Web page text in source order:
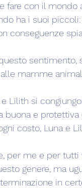
fare con il
ha i suoi
conseguenze
sentimento,
mamme
Lilith si
buona e
costo, Luna e
per me e per
genere, ma
in